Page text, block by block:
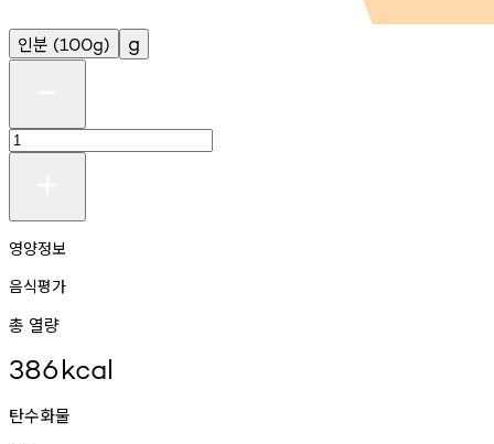
인분 (100g) g
영양정보
음식평가
총 열량
386kcal
탄수화물